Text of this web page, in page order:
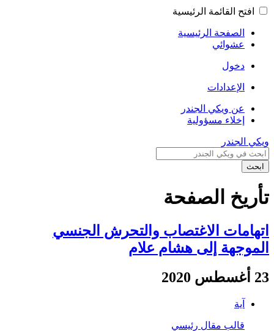
القائمة الرئيسية
الصفحة الرئيسية
عشوائي
دخول
الإعدادات
عن ويكي الجندر
إخلاء مسؤولية
الجندر
الصفحة
الاغتصاب والتحرش الجنسي
إلى هشام علام
قالب مقال رئيسي